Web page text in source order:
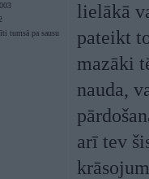
tumsā pa sausu
lielākā
pateikt
mazāki
nauda,
arī tev